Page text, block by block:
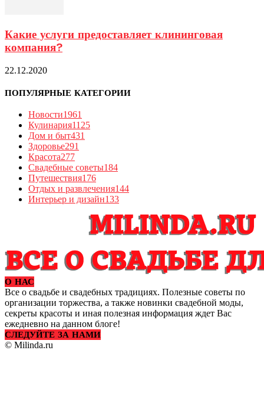
Какие услуги предоставляет клининговая
компания?
22.12.2020
ПОПУЛЯРНЫЕ КАТЕГОРИИ
Новости1961
Кулинария1125
Дом и быт431
Здоровье291
Красота277
Свадебные советы184
Путешествия176
Отдых и развлечения144
Интерьер и дизайн133
О НАС
Все о свадьбе и свадебных традициях. Полезные советы по
организации торжества, а также новинки свадебной моды,
секреты красоты и иная полезная информация ждет Вас
ежедневно на данном блоге!
СЛЕДУЙТЕ ЗА НАМИ
© Milinda.ru